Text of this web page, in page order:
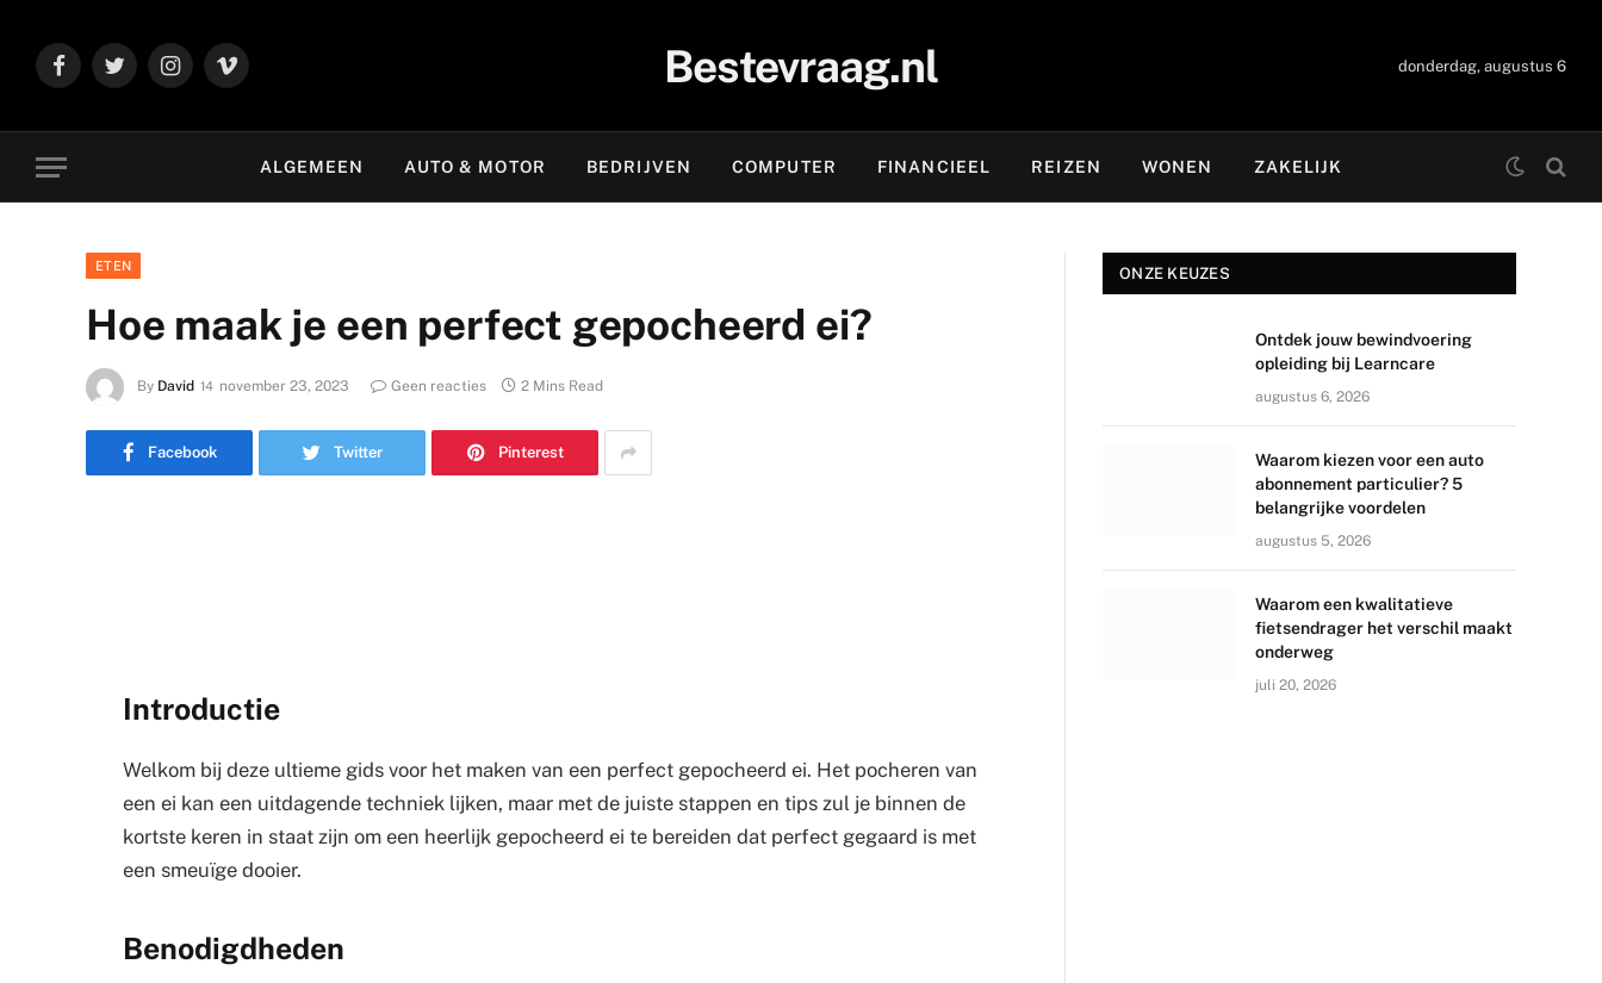
FacebookTwitter Instagram
Vimeo Bestevraag.nl donderdag, augustus 6
ALGEMEEN AUTO & MOTOR BEDRIJVEN COMPUTER FINANCIEEL REIZEN WONEN ZAKELIJK
ETEN
Hoe maak je een perfect gepocheerd ei?
By David november 23, 2023 Geen reacties 2 Mins Read
Facebook Twitter Pinterest
Introductie
Welkom bij deze ultieme gids voor het maken van een perfect gepocheerd ei. Het pocheren van
een ei kan een uitdagende techniek lijken, maar met de juiste stappen en tips zul je binnen de
kortste keren in staat zijn om een heerlijk gepocheerd ei te bereiden dat perfect gegaard is met
een smeuïge dooier.
Benodigdheden
ONZE KEUZES
Ontdek jouw bewindvoering
opleiding bij Learncare
augustus 6, 2026
Waarom kiezen voor een auto
abonnement particulier? 5
belangrijke voordelen
augustus 5, 2026
Waarom een kwalitatieve
fietsendrager het verschil maakt
onderweg
juli 20, 2026